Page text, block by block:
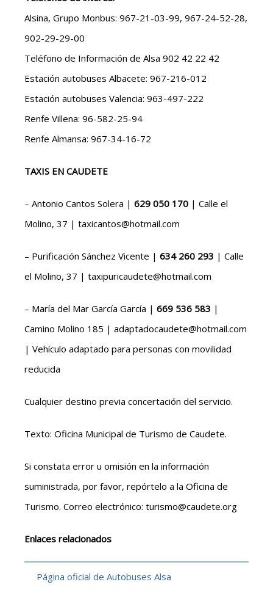
Alsina, Grupo Monbus: 967-21-03-99, 967-24-52-28,
902-29-29-00
Teléfono de Información de Alsa 902 42 22 42
Estación autobuses Albacete: 967-216-012
Estación autobuses Valencia: 963-497-222
Renfe Villena: 96-582-25-94
Renfe Almansa: 967-34-16-72
TAXIS EN CAUDETE
– Antonio Cantos Solera | 629 050 170 | Calle el
Molino, 37 | taxicantos@hotmail.com
– Purificación Sánchez Vicente | 634 260 293 | Calle
el Molino, 37 | taxipuricaudete@hotmail.com
– María del Mar García García | 669 536 583 |
Camino Molino 185 | adaptadocaudete@hotmail.com
| Vehículo adaptado para personas con movilidad
reducida
Cualquier destino previa concertación del servicio.
Texto: Oficina Municipal de Turismo de Caudete.
Si constata error u omisión en la información
suministrada, por favor, repórtelo a la Oficina de
Turismo. Correo electrónico: turismo@caudete.org
Enlaces relacionados
Página oficial de Autobuses Alsa